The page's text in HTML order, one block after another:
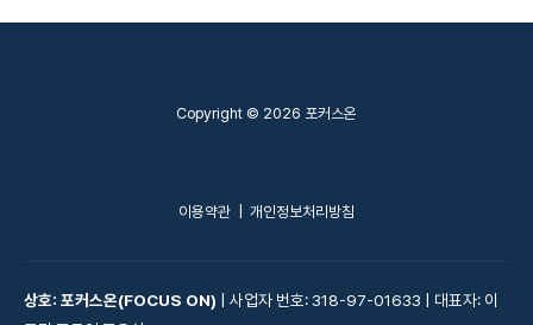
Copyright © 2026 포커스온
이용약관 개인정보처리방침
상호: 포커스온(FOCUS ON) | 사업자 번호: 318-97-01633 | 대표자: 이